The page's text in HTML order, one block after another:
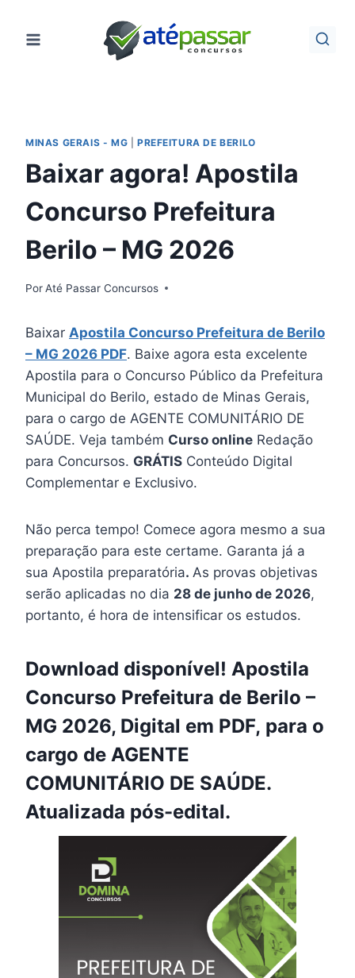
para
MINAS GERAIS - MG PREFEITURA DE BERILO
Baixar agora! Apostila
Concurso Prefeitura
Berilo – MG 2026
PorAté Passar Concursos
Baixar Apostila Concurso Prefeitura de Berilo
– MG 2026 PDF. Baixe agora esta excelente
Apostila para o Concurso Público da Prefeitura
Municipal do Berilo, estado de Minas Gerais,
para o cargo de AGENTE COMUNITÁRIO DE
SAÚDE. Veja também Curso online Redação
para Concursos. GRÁTIS Conteúdo Digital
Complementar e Exclusivo.
Não perca tempo! Comece agora mesmo a sua
preparação para este certame. Garanta já a
sua Apostila preparatória. As provas objetivas
serão aplicadas no dia 28 de junho de 2026,
portanto, é hora de intensificar os estudos.
Download disponível! Apostila
Concurso Prefeitura de Berilo –
MG 2026, Digital em PDF, para o
cargo de AGENTE
COMUNITÁRIO DE SAÚDE.
Atualizada pós-edital.